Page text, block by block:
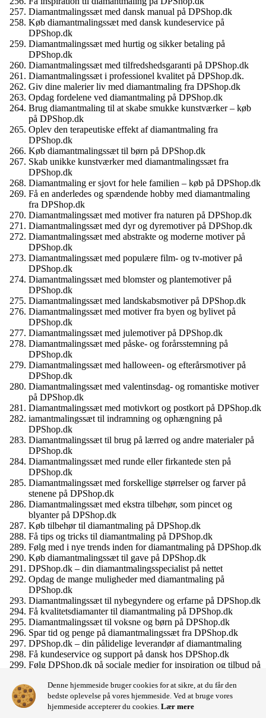
Denne hjemmeside bruger cookies for at sikre, at du får den
bedste oplevelse på vores hjemmeside. Ved at bruge vores
hjemmeside accepterer du cookies. Lær mere
Diamantmalingssæt med dansk manual på DPShop.dk
Køb diamantmalingssæt med dansk kundeservice på
DPShop.dk
Diamantmalingssæt med hurtig og sikker betaling på
DPShop.dk
Diamantmalingssæt med tilfredshedsgaranti på DPShop.dk
Diamantmalingssæt i professionel kvalitet på DPShop.dk.
Giv dine malerier liv med diamantmaling fra DPShop.dk
Opdag fordelene ved diamantmaling på DPShop.dk
Brug diamantmaling til at skabe smukke kunstværker – køb
på DPShop.dk
Oplev den terapeutiske effekt af diamantmaling fra
DPShop.dk
Køb diamantmalingssæt til børn på DPShop.dk
Skab unikke kunstværker med diamantmalingssæt fra
DPShop.dk
Diamantmaling er sjovt for hele familien – køb på DPShop.dk
Få en anderledes og spændende hobby med diamantmaling
fra DPShop.dk
Diamantmalingssæt med motiver fra naturen på DPShop.dk
Diamantmalingssæt med dyr og dyremotiver på DPShop.dk
Diamantmalingssæt med abstrakte og moderne motiver på
DPShop.dk
Diamantmalingssæt med populære film- og tv-motiver på
DPShop.dk
Diamantmalingssæt med blomster og plantemotiver på
DPShop.dk
Diamantmalingssæt med landskabsmotiver på DPShop.dk
Diamantmalingssæt med motiver fra byen og bylivet på
DPShop.dk
Diamantmalingssæt med julemotiver på DPShop.dk
Diamantmalingssæt med påske- og forårsstemning på
DPShop.dk
Diamantmalingssæt med halloween- og efterårsmotiver på
DPShop.dk
Diamantmalingssæt med valentinsdag- og romantiske motiver
på DPShop.dk
Diamantmalingssæt med motivkort og postkort på DPShop.dk
iamantmalingssæt til indramning og ophængning på
DPShop.dk
Diamantmalingssæt til brug på lærred og andre materialer på
DPShop.dk
Diamantmalingssæt med runde eller firkantede sten på
DPShop.dk
Diamantmalingssæt med forskellige størrelser og farver på
stenene på DPShop.dk
Diamantmalingssæt med ekstra tilbehør, som pincet og
blyanter på DPShop.dk
Køb tilbehør til diamantmaling på DPShop.dk
Få tips og tricks til diamantmaling på DPShop.dk
Følg med i nye trends inden for diamantmaling på DPShop.dk
Køb diamantmalingssæt til gave på DPShop.dk
DPShop.dk – din diamantmalingsspecialist på nettet
Opdag de mange muligheder med diamantmaling på
DPShop.dk
Diamantmalingssæt til nybegyndere og erfarne på DPShop.dk
Få kvalitetsdiamanter til diamantmaling på DPShop.dk
Diamantmalingssæt til voksne og børn på DPShop.dk
Spar tid og penge på diamantmalingssæt fra DPShop.dk
DPShop.dk – din pålidelige leverandør af diamantmaling
Få kundeservice og support på dansk hos DPShop.dk
Følg DPShop.dk på sociale medier for inspiration og tilbud på
Bliv en del af DPShop.dk’s diamantmalingssamfund
Diamantmalingssæt til dig, der vil udfordre din kreativitet på
DPShop.dk.